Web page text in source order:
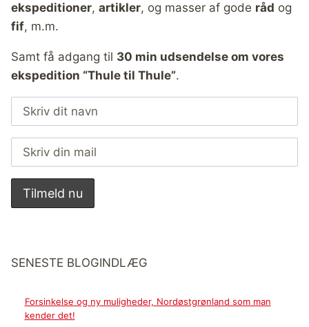
ekspeditioner, artikler, og masser af gode råd og
fif, m.m.
Samt få adgang til 30 min udsendelse om vores
ekspedition “Thule til Thule”.
SENESTE BLOGINDLÆG
Forsinkelse og ny muligheder, Nordøstgrønland som man
kender det!